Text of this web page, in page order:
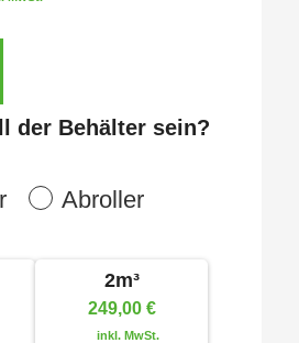
der Behälter sein?
Abroller
2m³
249,00 €
inkl. MwSt.